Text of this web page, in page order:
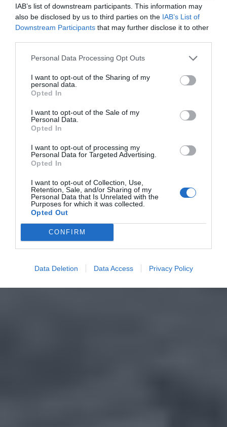
IAB’s list of downstream participants. This information may
also be disclosed by us to third parties on the IAB’s List of
Downstream Participants that may further disclose it to other
Personal Data Processing Opt Outs
I want to opt-out of the Sharing of my
personal data.
Opted In
I want to opt-out of the Sale of my
Personal Data.
Opted In
I want to opt-out of processing my
Personal Data for Targeted Advertising.
Opted In
I want to opt-out of Collection, Use,
Retention, Sale, and/or Sharing of my
Personal Data that Is Unrelated with the
Purposes for which it was collected.
Opted Out
CONFIRM
Data Deletion Data Access Privacy Policy